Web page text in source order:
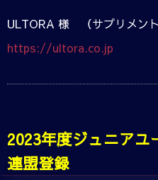
ULTORA 様 （サプリメント
https://ultora.co.jp
2023年度ジュニア
連盟登録